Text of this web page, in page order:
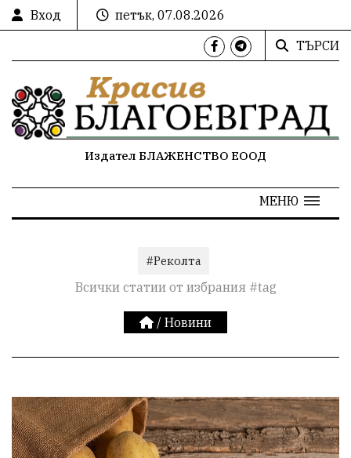
Вход
петък, 07.08.2026
ТЪРСИ
Издател БЛАЖЕНСТВО ЕООД
МЕНЮ
#Реколта
Всички статии от избрания #tag
/ Новини